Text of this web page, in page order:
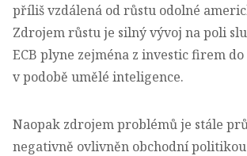
příliš vzdálená od růstu odolné
Zdrojem růstu je silný vývoj na poli
ECB plyne zejména z investic firem
v podobě umělé inteligence.
Naopak zdrojem problémů je stále
negativně ovlivněn obchodní